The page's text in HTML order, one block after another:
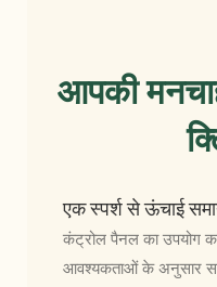
आपकी
एक स्पर्श से ऊंचाई
कंट्रोल पैनल का उपयोग
आवश्यकताओं के अनुसार